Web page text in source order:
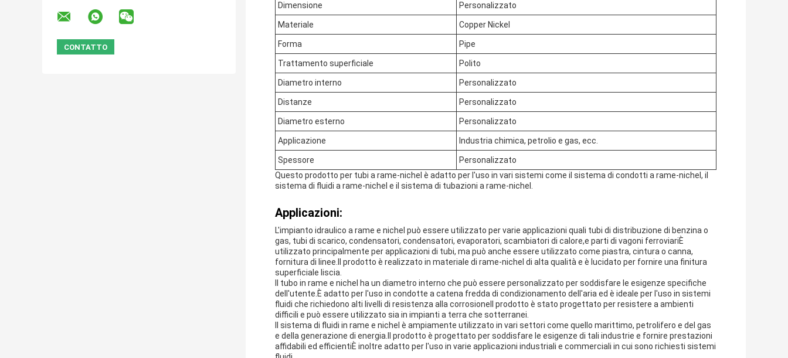
Dimensione Personalizzato
Materiale Copper Nickel
Forma Pipe
Trattamento superficiale Polito
Diametro interno Personalizzato
Distanze Personalizzato
Diametro esterno Personalizzato
Applicazione Industria chimica, petrolio e gas, ecc.
Spessore
Personalizzato
Questo prodotto per tubi a rame-nichel è adatto per l'uso in vari sistemi come il sistema di condotti a rame-nichel, il
sistema di fluidi a rame-nichel e il sistema di tubazioni a rame-nichel.
Applicazioni:
L'impianto idraulico a rame e nichel può essere utilizzato per varie applicazioni quali tubi di distribuzione di benzina o
gas, tubi di scarico, condensatori, condensatori, evaporatori, scambiatori di calore,e parti di vagoni ferroviariÈ
utilizzato principalmente per applicazioni di tubi, ma può anche essere utilizzato come piastra, cintura o canna,
fornitura di linee.Il prodotto è realizzato in materiale di rame-nichel di alta qualità e è lucidato per fornire una finitura
superficiale liscia.
Il tubo in rame e nichel ha un diametro interno che può essere personalizzato per soddisfare le esigenze specifiche
dell'utente.È adatto per l'uso in condotte a catena fredda di condizionamento dell'aria ed è ideale per l'uso in sistemi
fluidi che richiedono alti livelli di resistenza alla corrosioneIl prodotto è stato progettato per resistere a ambienti
difficili e può essere utilizzato sia in impianti a terra che sotterranei.
Il sistema di fluidi in rame e nichel è ampiamente utilizzato in vari settori come quello marittimo, petrolifero e del gas
e della generazione di energia.Il prodotto è progettato per soddisfare le esigenze di tali industrie e fornire prestazioni
affidabili ed efficientiÈ inoltre adatto per l'uso in varie applicazioni industriali e commerciali in cui sono richiesti sistemi